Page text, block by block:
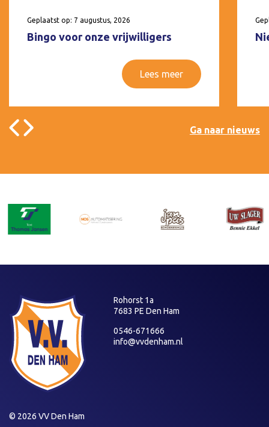
Geplaatst op: 7 augustus, 2026
Bingo voor onze vrijwilligers
Lees meer
Ga naar nieuws
Rohorst 1a
7683 PE Den Ham
0546-671666
info@vvdenham.nl
© 2026 VV Den Ham